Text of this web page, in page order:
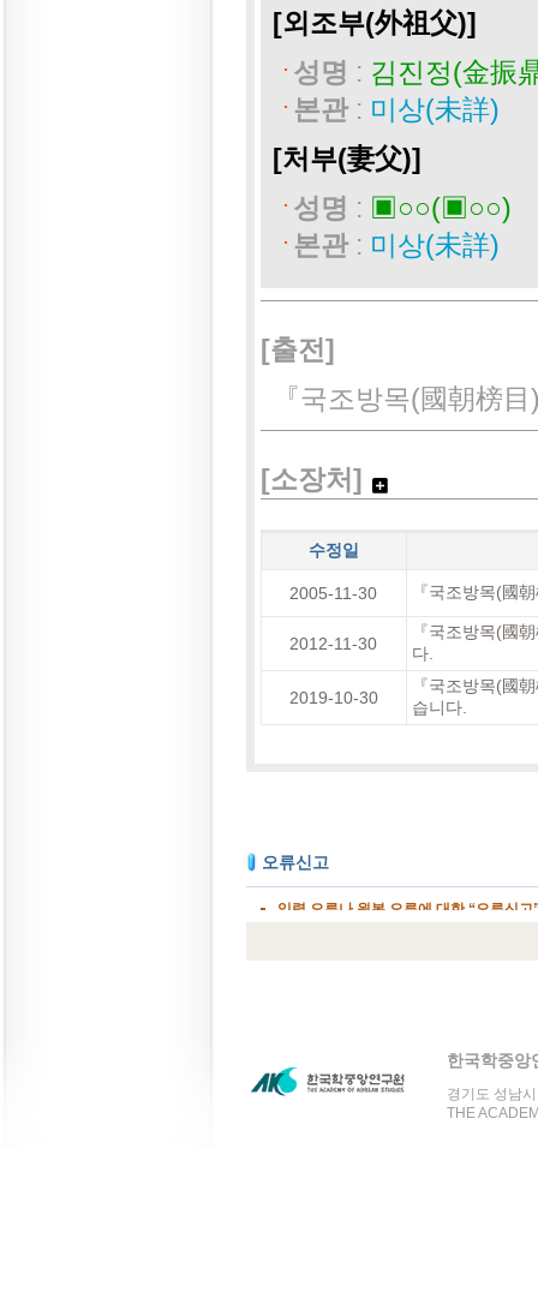
[외조부(外祖父)]
성명 : 김진정(金振
본관: 미상(未詳)
[처부(妻父)]
성명 : ▣○○(▣○○)
본관: 미상(未詳)
[출전]
『국조방목(國朝榜
[소장처]
수정일
2005-11-30 『국조방목(國
2012-11-30
『국조방목(國
다.
2019-10-30
『국조방목(國
습니다.
한국학중앙
경기도 성남
THE